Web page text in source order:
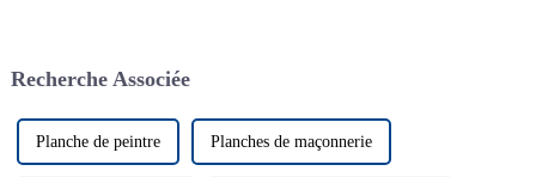
explore l'impact des feuilles de
contreplaqué et des panneaux
de contreplaqué.
Recherche Associée
Planche de peintre Planches de maçonnerie